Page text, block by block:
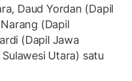
Daud Yordan (Dapil
(Dapil
(Dapil Jawa
Utara) satu